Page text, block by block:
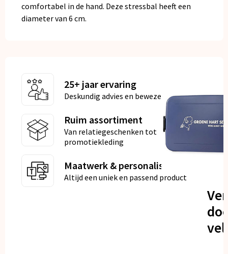
comfortabel in de hand. Deze stressbal heeft een
diameter van 6 cm.
25+ jaar ervaring
Deskundig advies en bewezen kwaliteit
Ruim assortiment
Van relatiegeschenken tot
promotiekleding
Maatwerk & personalisatie
Altijd een uniek en passend product